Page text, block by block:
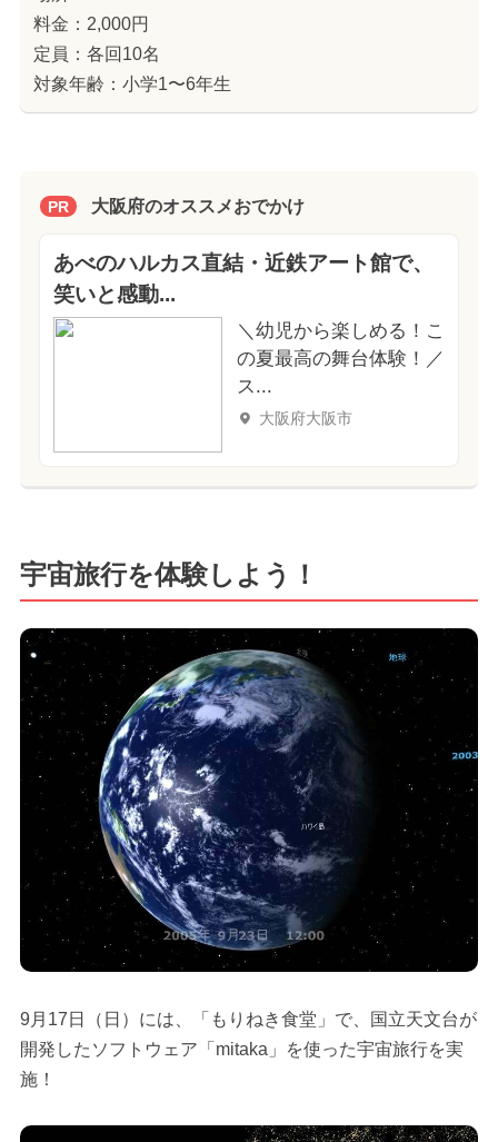
料金：2,000円
定員：各回10名
対象年齢：小学1〜6年生
PR 大阪府のオススメおでかけ
あべのハルカス直結・近鉄アート館で、
笑いと感動...
＼幼児から楽しめる！こ
の夏最高の舞台体験！／
ス...
大阪府大阪市
宇宙旅行を体験しよう！
9月17日（日）には、「もりねき食堂」で、国立天文台が
開発したソフトウェア「mitaka」を使った宇宙旅行を実
施！